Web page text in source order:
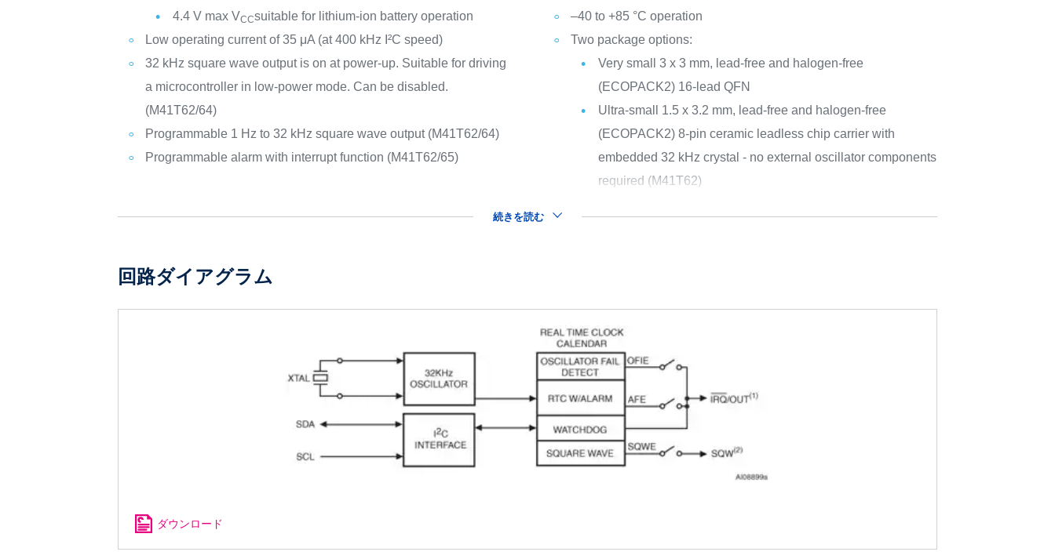
4.4 V max VCCsuitable for lithium-ion battery operation
Low operating current of 35 μA (at 400 kHz I²C speed)
32 kHz square wave output is on at power-up. Suitable for driving
a microcontroller in low-power mode. Can be disabled.
(M41T62/64)
Programmable 1 Hz to 32 kHz square wave output (M41T62/64)
Programmable alarm with interrupt function (M41T62/65)
–40 to +85 °C operation
Two package options:
Very small 3 x 3 mm, lead-free and halogen-free
(ECOPACK2) 16-lead QFN
Ultra-small 1.5 x 3.2 mm, lead-free and halogen-free
(ECOPACK2) 8-pin ceramic leadless chip carrier with
embedded 32 kHz crystal - no external oscillator components
required (M41T62)
続きを読む
回路ダイアグラム
ダウンロード